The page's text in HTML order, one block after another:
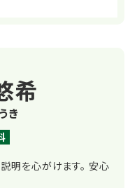
希
き
明を心がけます。 安心